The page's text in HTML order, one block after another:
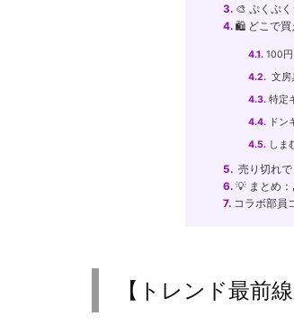
3.🎨 ぷくぷく
4.🛍️ どこで買
4.1.100円
4.2.文房
4.3.特定
4.4.ドン
4.5.しま
5.売り切れで
6.💡 まとめ：
7.コラボ部員
【トレンド最前